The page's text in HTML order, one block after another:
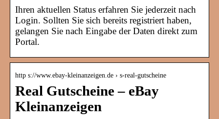
Ihren aktuellen Status erfahren Sie jederzeit nach
Login. Sollten Sie sich bereits registriert haben,
gelangen Sie nach Eingabe der Daten direkt zum
Portal.
http s://www.ebay-kleinanzeigen.de › s-real-gutscheine
Real Gutscheine – eBay
Kleinanzeigen